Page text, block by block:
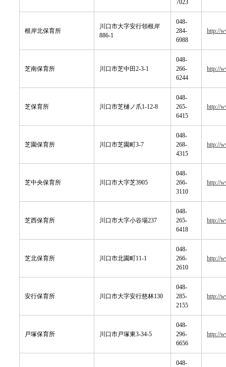
7023
根岸北保育所
川口市大字安行領根岸
886-1
048-
284-
6988
http://
芝南保育所 川口市芝中田2-3-1
048-
266-
6244
http://
芝保育所 川口市芝樋ノ爪1-12-8
048-
265-
6415
http://
芝園保育所 川口市芝園町3-7
048-
268-
4315
http://
芝中央保育所 川口市大字芝3905
048-
266-
3110
http://
芝西保育所 川口市大字小谷場237
048-
265-
6418
http://
芝北保育所 川口市北園町11-1
048-
266-
2610
http://
安行保育所 川口市大字安行慈林130
048-
285-
2155
http://
戸塚保育所 川口市戸塚東3-34-5
048-
296-
6656
http://
048-